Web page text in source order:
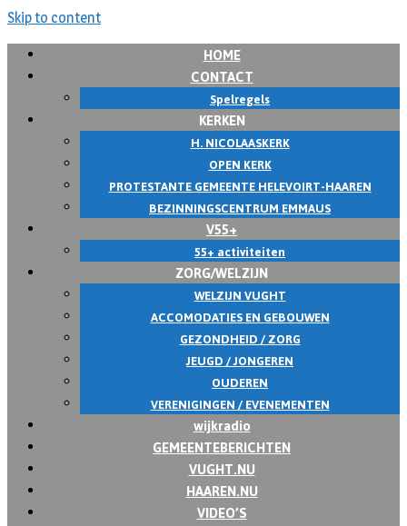
Skip to content
HOME
CONTACT
Spelregels
KERKEN
H. NICOLAASKERK
OPEN KERK
PROTESTANTE GEMEENTE HELEVOIRT-HAAREN
BEZINNINGSCENTRUM EMMAUS
V55+
55+ activiteiten
ZORG/WELZIJN
WELZIJN VUGHT
ACCOMODATIES EN GEBOUWEN
GEZONDHEID / ZORG
JEUGD / JONGEREN
OUDEREN
VERENIGINGEN / EVENEMENTEN
wijkradio
GEMEENTEBERICHTEN
VUGHT.NU
HAAREN.NU
VIDEO’S